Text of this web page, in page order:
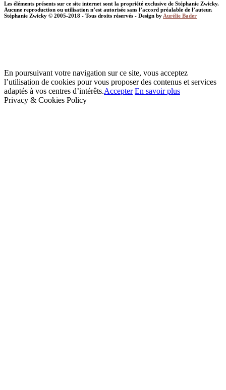
Les éléments présents sur ce site internet sont la propriété exclusive de Stéphanie Zwicky.
Aucune reproduction ou utilisation n’est autorisée sans l’accord préalable de l’auteur.
Stéphanie Zwicky © 2005-2018 - Tous droits réservés - Design by Aurélie Bader
En poursuivant votre navigation sur ce site, vous acceptez
l’utilisation de cookies pour vous proposer des contenus et services
adaptés à vos centres d’intérêts.Accepter En savoir plus
Privacy & Cookies Policy